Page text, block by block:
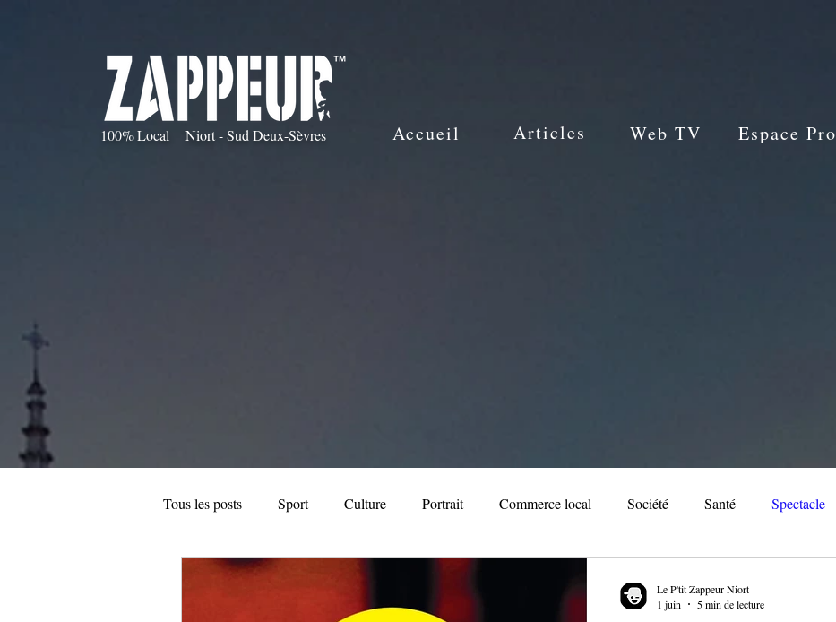
100% Local Niort - Sud Deux-Sèvres Accueil Articles Web TV Espace Pro
Tous les posts Sport Culture Portrait Commerce local Société Santé Spectacle
Automobile
Le P'tit Zappeur Niort
1 juin
5 min de lecture